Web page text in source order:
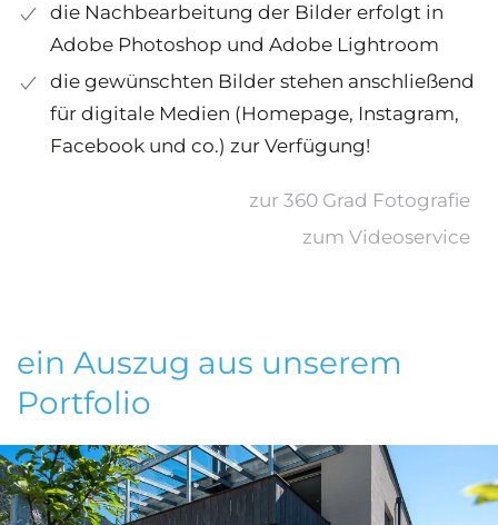
die Nachbearbeitung der Bilder erfolgt in
Adobe Photoshop und Adobe Lightroom
die gewünschten Bilder stehen anschließend
für digitale Medien (Homepage, Instagram,
Facebook und co.) zur Verfügung!
zur 360 Grad Fotografie
zum Videoservice
ein Auszug aus unserem
Portfolio